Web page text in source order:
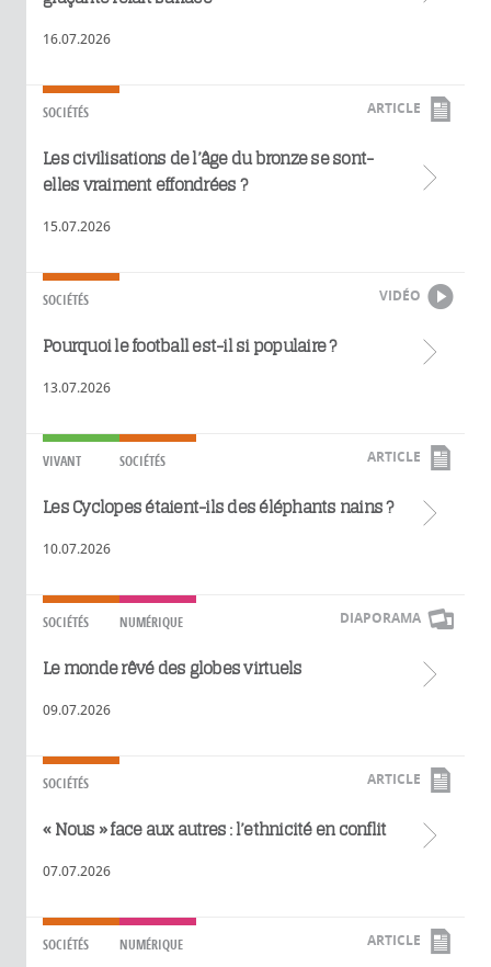
16.07.2026
SOCIÉTÉS ARTICLE
Les civilisations de l’âge du bronze se sont-
elles vraiment effondrées ?
15.07.2026
SOCIÉTÉS VIDÉO
Pourquoi le football est-il si populaire ?
13.07.2026
VIVANT SOCIÉTÉS ARTICLE
Les Cyclopes étaient-ils des éléphants nains ?
10.07.2026
SOCIÉTÉS NUMÉRIQUE DIAPORAMA
Le monde rêvé des globes virtuels
09.07.2026
SOCIÉTÉS ARTICLE
« Nous » face aux autres : l’ethnicité en conflit
07.07.2026
SOCIÉTÉS NUMÉRIQUE ARTICLE